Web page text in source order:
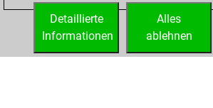
your Fritz account
Alles
ablehnen
Detaillierte
Informationen